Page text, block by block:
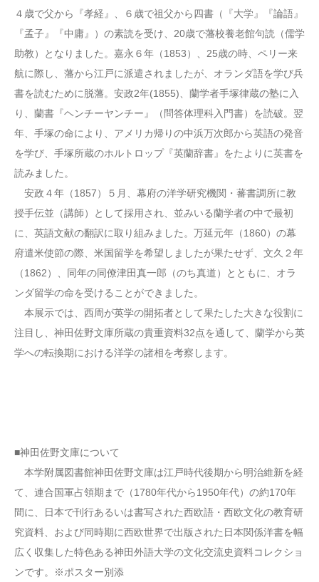
４歳で父から『孝経』、６歳で祖父から四書（『大学』『論語』
『孟子』『中庸』）の素読を受け、20歳で藩校養老館句読（儒学
助教）となりました。嘉永６年（1853）、25歳の時、ペリー来
航に際し、藩から江戸に派遣されましたが、オランダ語を学び兵
書を読むために脱藩。安政2年(1855)、蘭学者手塚律蔵の塾に入
り、蘭書『ヘンチーヤンチー』（問答体理科入門書）を読破。翌
年、手塚の命により、アメリカ帰りの中浜万次郎から英語の発音
を学び、手塚所蔵のホルトロップ『英蘭辞書』をたよりに英書を
読みました。
安政４年（1857）５月、幕府の洋学研究機関・蕃書調所に教
授手伝並（講師）として採用され、並みいる蘭学者の中で最初
に、英語文献の翻訳に取り組みました。万延元年（1860）の幕
府遣米使節の際、米国留学を希望しましたが果たせず、文久２年
（1862）、同年の同僚津田真一郎（のち真道）とともに、オラ
ンダ留学の命を受けることができました。
本展示では、西周が英学の開拓者として果たした大きな役割に
注目し、神田佐野文庫所蔵の貴重資料32点を通して、蘭学から英
学への転換期における洋学の諸相を考察します。
■神田佐野文庫について
本学附属図書館神田佐野文庫は江戸時代後期から明治維新を経
て、連合国軍占領期まで（1780年代から1950年代）の約170年
間に、日本で刊行あるいは書写された西欧語・西欧文化の教育研
究資料、および同時期に西欧世界で出版された日本関係洋書を幅
広く収集した特色ある神田外語大学の文化交流史資料コレクショ
ンです。※ポスター別添